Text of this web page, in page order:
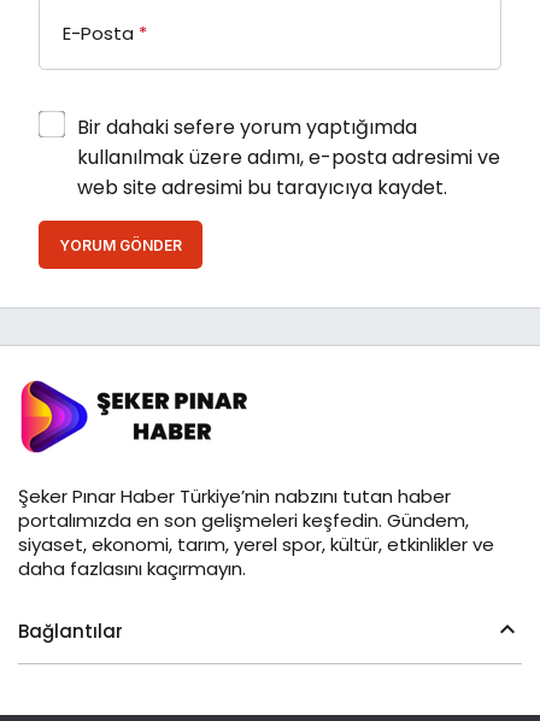
E-Posta *
Bir dahaki sefere yorum yaptığımda
kullanılmak üzere adımı, e-posta adresimi ve
web site adresimi bu tarayıcıya kaydet.
YORUM GÖNDER
Şeker Pınar Haber Türkiye’nin nabzını tutan haber
portalımızda en son gelişmeleri keşfedin. Gündem,
siyaset, ekonomi, tarım, yerel spor, kültür, etkinlikler ve
daha fazlasını kaçırmayın.
Bağlantılar